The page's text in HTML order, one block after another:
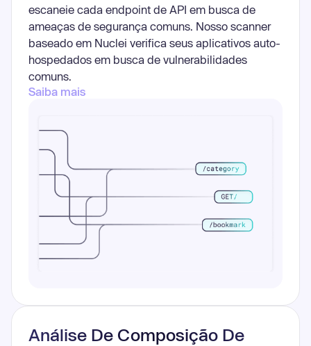
escaneie cada endpoint de API em busca de
ameaças de segurança comuns. Nosso scanner
baseado em Nuclei verifica seus aplicativos auto-
hospedados em busca de vulnerabilidades
comuns.
Saiba mais
Análise De Composição De